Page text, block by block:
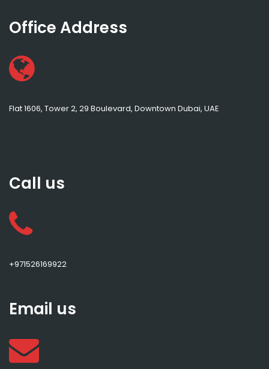
Office Address
Flat 1606, Tower 2, 29 Boulevard, Downtown Dubai, UAE
Call us
+971526169922
Email us